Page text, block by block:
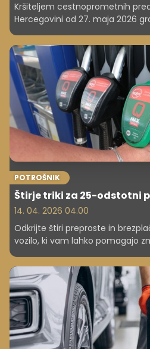
Kršiteljem cestnoprometnih
Hercegovini od 27. maja 2026
do 2500 evrov. Te prinaša novi
cestnega prometa, ki za
glob uvaja tudi druge ukrepe,
poročajo mediji v BiH.
POTROŠNIK
Štirje triki za 25-odstotni
14. 04. 2026 04.00
Odkrijte štiri preproste in
vozilo, ki vam lahko pomagajo
vožnje vpliva na dolgoročne